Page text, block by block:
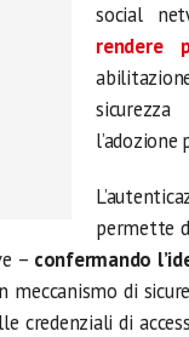
social
rendere
permette
– confermando
di
credenziali di